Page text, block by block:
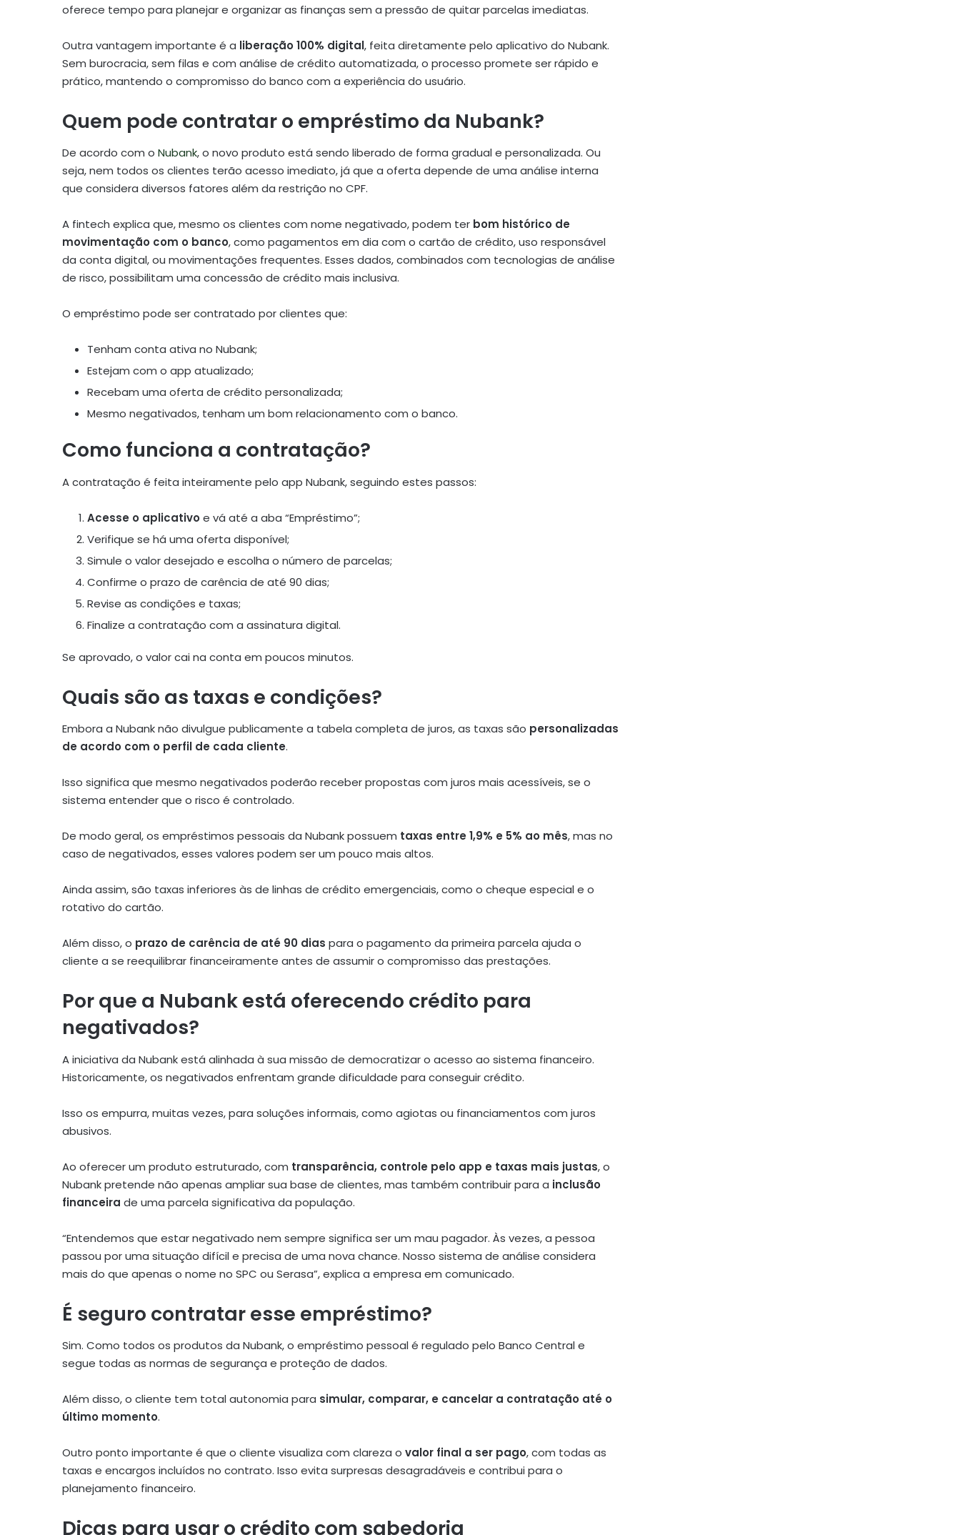
oferece tempo para planejar e organizar as finanças sem a pressão de quitar parcelas imediatas.
Outra vantagem importante é a liberação 100% digital, feita diretamente pelo aplicativo do Nubank.
Sem burocracia, sem filas e com análise de crédito automatizada, o processo promete ser rápido e
prático, mantendo o compromisso do banco com a experiência do usuário.
Quem pode contratar o empréstimo da Nubank?
De acordo com o Nubank, o novo produto está sendo liberado de forma gradual e personalizada. Ou
seja, nem todos os clientes terão acesso imediato, já que a oferta depende de uma análise interna
que considera diversos fatores além da restrição no CPF.
A fintech explica que, mesmo os clientes com nome negativado, podem ter bom histórico de
movimentação com o banco, como pagamentos em dia com o cartão de crédito, uso responsável
da conta digital, ou movimentações frequentes. Esses dados, combinados com tecnologias de análise
de risco, possibilitam uma concessão de crédito mais inclusiva.
O empréstimo pode ser contratado por clientes que:
Tenham conta ativa no Nubank;
Estejam com o app atualizado;
Recebam uma oferta de crédito personalizada;
Mesmo negativados, tenham um bom relacionamento com o banco.
Como funciona a contratação?
A contratação é feita inteiramente pelo app Nubank, seguindo estes passos:
Acesse o aplicativo e vá até a aba “Empréstimo”;
Verifique se há uma oferta disponível;
Simule o valor desejado e escolha o número de parcelas;
Confirme o prazo de carência de até 90 dias;
Revise as condições e taxas;
Finalize a contratação com a assinatura digital.
Se aprovado, o valor cai na conta em poucos minutos.
Quais são as taxas e condições?
Embora a Nubank não divulgue publicamente a tabela completa de juros, as taxas são personalizadas
de acordo com o perfil de cada cliente.
Isso significa que mesmo negativados poderão receber propostas com juros mais acessíveis, se o
sistema entender que o risco é controlado.
De modo geral, os empréstimos pessoais da Nubank possuem taxas entre 1,9% e 5% ao mês, mas no
caso de negativados, esses valores podem ser um pouco mais altos.
Ainda assim, são taxas inferiores às de linhas de crédito emergenciais, como o cheque especial e o
rotativo do cartão.
Além disso, o prazo de carência de até 90 dias para o pagamento da primeira parcela ajuda o
cliente a se reequilibrar financeiramente antes de assumir o compromisso das prestações.
Por que a Nubank está oferecendo crédito para
negativados?
A iniciativa da Nubank está alinhada à sua missão de democratizar o acesso ao sistema financeiro.
Historicamente, os negativados enfrentam grande dificuldade para conseguir crédito.
Isso os empurra, muitas vezes, para soluções informais, como agiotas ou financiamentos com juros
abusivos.
Ao oferecer um produto estruturado, com transparência, controle pelo app e taxas mais justas, o
Nubank pretende não apenas ampliar sua base de clientes, mas também contribuir para a inclusão
financeira de uma parcela significativa da população.
“Entendemos que estar negativado nem sempre significa ser um mau pagador. Às vezes, a pessoa
passou por uma situação difícil e precisa de uma nova chance. Nosso sistema de análise considera
mais do que apenas o nome no SPC ou Serasa”, explica a empresa em comunicado.
É seguro contratar esse empréstimo?
Sim. Como todos os produtos da Nubank, o empréstimo pessoal é regulado pelo Banco Central e
segue todas as normas de segurança e proteção de dados.
Além disso, o cliente tem total autonomia para simular, comparar, e cancelar a contratação até o
último momento.
Outro ponto importante é que o cliente visualiza com clareza o valor final a ser pago, com todas as
taxas e encargos incluídos no contrato. Isso evita surpresas desagradáveis e contribui para o
planejamento financeiro.
Dicas para usar o crédito com sabedoria